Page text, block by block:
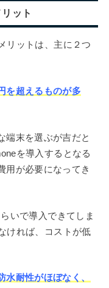
ット
リットは、主に２つ
を超えるものが多
端末を選ぶが吉だと
を導入するとなる
用が必要になってき
いで導入できてしま
ければ、コストが低
水耐性がほぼなく、